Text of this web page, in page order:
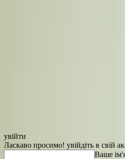
увійти
Ласкаво просимо! увійдіть в свій
Ваше